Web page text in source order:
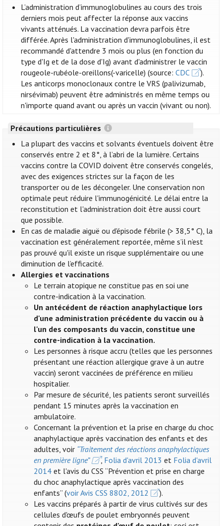
L’administration d’immunoglobulines au cours des trois
derniers mois peut affecter la réponse aux vaccins
vivants atténués. La vaccination devra parfois être
différée. Après l'administration d'immunoglobulines, il est
recommandé d'attendre 3 mois ou plus (en fonction du
type d'Ig et de la dose d'Ig) avant d'administrer le vaccin
rougeole-rubéole-oreillons(-varicelle) (source:CDC
).
Les anticorps monoclonaux contre le VRS (palivizumab,
nirsévimab) peuvent être administrés en même temps ou
n'importe quand avant ou après un vaccin (vivant ou non).
Précautions particulières
La plupart des vaccins et solvants éventuels doivent être
conservés entre 2 et 8°, à l’abri de la lumière. Certains
vaccins contre la COVID doivent être conservés congelés,
avec des exigences strictes sur la façon de les
transporter ou de les décongeler. Une conservation non
optimale peut réduire l'immunogénicité. Le délai entre la
reconstitution et l'administration doit être aussi court
que possible.
En cas de maladie aiguë ou d'épisode fébrile (> 38,5° C), la
vaccination est généralement reportée, même s’il n’est
pas prouvé qu'il existe un risque supplémentaire ou une
diminution de l’efficacité.
Allergies et vaccinations
Le terrain atopique ne constitue pas en soi une
contre-indication à la vaccination.
Un antécédent de réaction anaphylactique lors
d'une administration précédente du vaccin ou à
l'un des composants du vaccin, constitue une
contre-indication à la vaccination.
Les personnes à risque accru (telles que les personnes
présentant une réaction allergique grave à un autre
vaccin) seront vaccinées de préférence en milieu
hospitalier.
Par mesure de sécurité, les patients seront surveillés
pendant 15 minutes après la vaccination en
ambulatoire.
Concernant la prévention et la prise en charge du choc
anaphylactique après vaccination des enfants et des
adultes, voir “Traitement des réactions anaphylactiques
en première ligne”
, Folia d'avril 2013 et Folia d'avril
2014 et l'avis du CSS “Prévention et prise en charge
du choc anaphylactique après vaccination des
enfants” (voir Avis CSS 8802, 2012
).
Les vaccins préparés à partir de virus cultivés sur des
cellules d'œufs de poulet embryonnés peuvent